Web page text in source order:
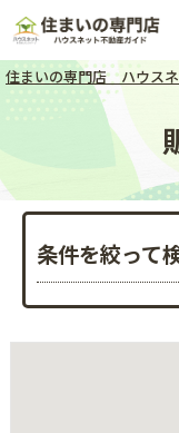
住まいの専門店 ハウス
条件を絞って